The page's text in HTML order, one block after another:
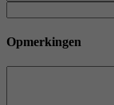
Opmerkingen